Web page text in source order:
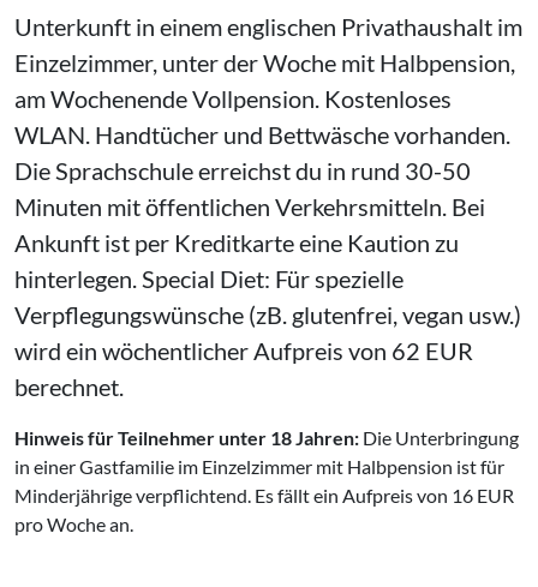
Unterkunft in einem englischen Privathaushalt im
Einzelzimmer, unter der Woche mit Halbpension,
am Wochenende Vollpension. Kostenloses
WLAN. Handtücher und Bettwäsche vorhanden.
Die Sprachschule erreichst du in rund 30-50
Minuten mit öffentlichen Verkehrsmitteln. Bei
Ankunft ist per Kreditkarte eine Kaution zu
hinterlegen. Special Diet: Für spezielle
Verpflegungswünsche (zB. glutenfrei, vegan usw.)
wird ein wöchentlicher Aufpreis von 62 EUR
berechnet.
Hinweis für Teilnehmer unter 18 Jahren: Die Unterbringung
in einer Gastfamilie im Einzelzimmer mit Halbpension ist für
Minderjährige verpflichtend. Es fällt ein Aufpreis von 16 EUR
pro Woche an.